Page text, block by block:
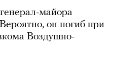
майора
он погиб при
Воздушно-